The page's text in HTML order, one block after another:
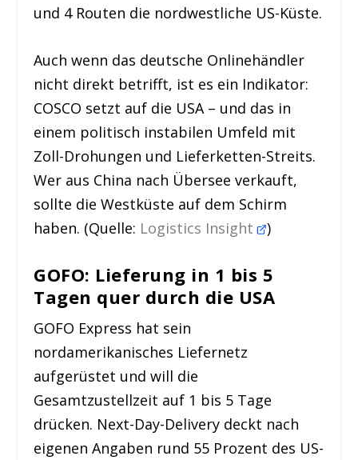
und 4 Routen die nordwestliche US-Küste.
Auch wenn das deutsche Onlinehändler
nicht direkt betrifft, ist es ein Indikator:
COSCO setzt auf die USA – und das in
einem politisch instabilen Umfeld mit
Zoll-Drohungen und Lieferketten-Streits.
Wer aus China nach Übersee verkauft,
sollte die Westküste auf dem Schirm
haben. (Quelle: Logistics Insight )
GOFO: Lieferung in 1 bis 5
Tagen quer durch die USA
GOFO Express hat sein
nordamerikanisches Liefernetz
aufgerüstet und will die
Gesamtzustellzeit auf 1 bis 5 Tage
drücken. Next-Day-Delivery deckt nach
eigenen Angaben rund 55 Prozent des US-